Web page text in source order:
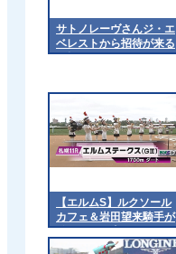
サトノレーヴさんジ・エ
ベレストから招待が来る
も拒否
【エルムS】ルクソール
カフェ＆岩田望来騎手が
ｷﾀ━━━━(ﾟ
∀ﾟ)━━━━!!